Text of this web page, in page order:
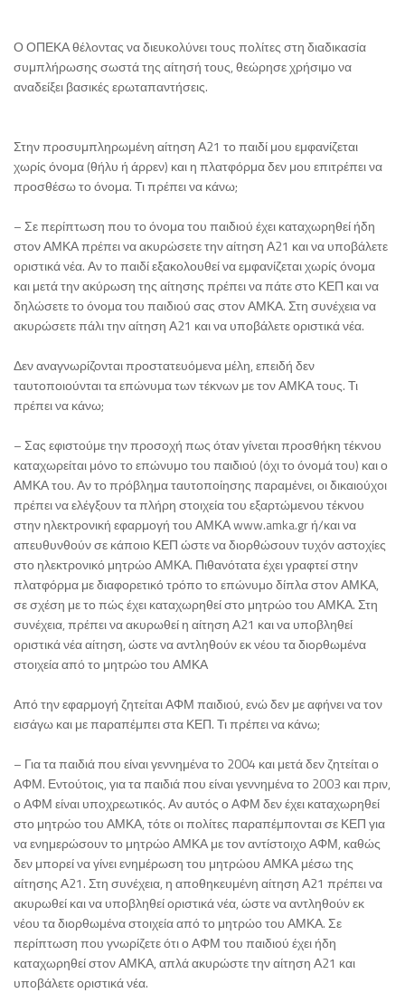
Ο ΟΠΕΚΑ θέλοντας να διευκολύνει τους πολίτες στη διαδικασία
συμπλήρωσης σωστά της αίτησή τους, θεώρησε χρήσιμο να
αναδείξει βασικές ερωταπαντήσεις.
Στην προσυμπληρωμένη αίτηση Α21 το παιδί μου εμφανίζεται
χωρίς όνομα (θήλυ ή άρρεν) και η πλατφόρμα δεν μου επιτρέπει να
προσθέσω το όνομα. Τι πρέπει να κάνω;
– Σε περίπτωση που το όνομα του παιδιού έχει καταχωρηθεί ήδη
στον ΑΜΚΑ πρέπει να ακυρώσετε την αίτηση Α21 και να υποβάλετε
οριστικά νέα. Αν το παιδί εξακολουθεί να εμφανίζεται χωρίς όνομα
και μετά την ακύρωση της αίτησης πρέπει να πάτε στο ΚΕΠ και να
δηλώσετε το όνομα του παιδιού σας στον ΑΜΚΑ. Στη συνέχεια να
ακυρώσετε πάλι την αίτηση Α21 και να υποβάλετε οριστικά νέα.
Δεν αναγνωρίζονται προστατευόμενα μέλη, επειδή δεν
ταυτοποιούνται τα επώνυμα των τέκνων με τον ΑΜΚΑ τους. Τι
πρέπει να κάνω;
– Σας εφιστούμε την προσοχή πως όταν γίνεται προσθήκη τέκνου
καταχωρείται μόνο το επώνυμο του παιδιού (όχι το όνομά του) και ο
ΑΜΚΑ του. Αν το πρόβλημα ταυτοποίησης παραμένει, οι δικαιούχοι
πρέπει να ελέγξουν τα πλήρη στοιχεία του εξαρτώμενου τέκνου
στην ηλεκτρονική εφαρμογή του ΑΜΚΑ www.amka.gr ή/και να
απευθυνθούν σε κάποιο ΚΕΠ ώστε να διορθώσουν τυχόν αστοχίες
στο ηλεκτρονικό μητρώο ΑΜΚΑ. Πιθανότατα έχει γραφτεί στην
πλατφόρμα με διαφορετικό τρόπο το επώνυμο δίπλα στον ΑΜΚΑ,
σε σχέση με το πώς έχει καταχωρηθεί στο μητρώο του ΑΜΚΑ. Στη
συνέχεια, πρέπει να ακυρωθεί η αίτηση Α21 και να υποβληθεί
οριστικά νέα αίτηση, ώστε να αντληθούν εκ νέου τα διορθωμένα
στοιχεία από το μητρώο του ΑΜΚΑ
Από την εφαρμογή ζητείται ΑΦΜ παιδιού, ενώ δεν με αφήνει να τον
εισάγω και με παραπέμπει στα ΚΕΠ. Τι πρέπει να κάνω;
– Για τα παιδιά που είναι γεννημένα το 2004 και μετά δεν ζητείται ο
ΑΦΜ. Εντούτοις, για τα παιδιά που είναι γεννημένα το 2003 και πριν,
ο ΑΦΜ είναι υποχρεωτικός. Αν αυτός ο ΑΦΜ δεν έχει καταχωρηθεί
στο μητρώο του ΑΜΚΑ, τότε οι πολίτες παραπέμπονται σε ΚΕΠ για
να ενημερώσουν το μητρώο ΑΜΚΑ με τον αντίστοιχο ΑΦΜ, καθώς
δεν μπορεί να γίνει ενημέρωση του μητρώου ΑΜΚΑ μέσω της
αίτησης Α21. Στη συνέχεια, η αποθηκευμένη αίτηση Α21 πρέπει να
ακυρωθεί και να υποβληθεί οριστικά νέα, ώστε να αντληθούν εκ
νέου τα διορθωμένα στοιχεία από το μητρώο του ΑΜΚΑ. Σε
περίπτωση που γνωρίζετε ότι ο ΑΦΜ του παιδιού έχει ήδη
καταχωρηθεί στον ΑΜΚΑ, απλά ακυρώστε την αίτηση Α21 και
υποβάλετε οριστικά νέα.